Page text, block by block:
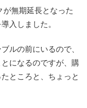
無期延長となった
入しました。
ルの前にいるので、
になるのですが、購
ところと、ちょっと